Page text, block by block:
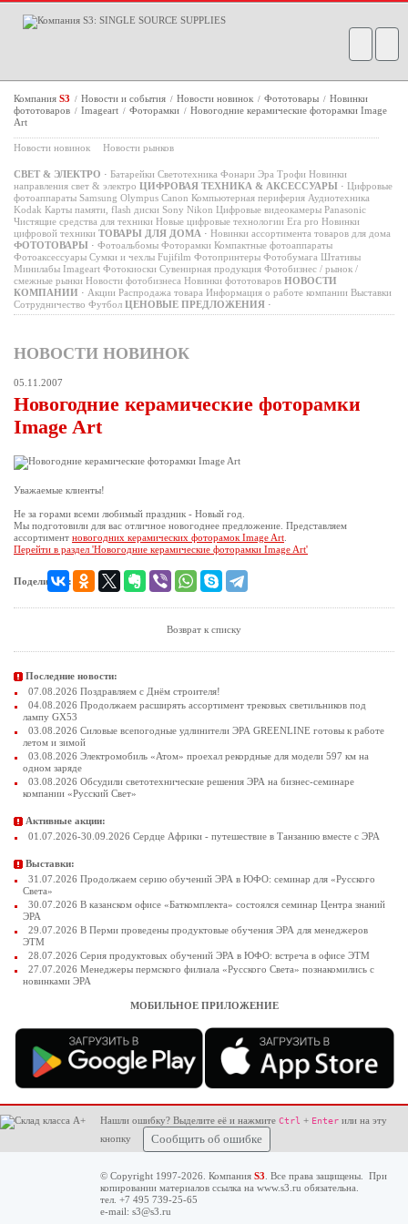
Компания S3 / Новости и события / Новости новинок / Фототовары / Новинки
фототоваров / Imageart / Фоторамки / Новогодние керамические фоторамки Image
Art
Новости новинок Новости рынков
СВЕТ & ЭЛЕКТРО · Батарейки Светотехника Фонари Эра Трофи Новинки
направления свет & электро ЦИФРОВАЯ ТЕХНИКА & АКСЕССУАРЫ · Цифровые
фотоаппараты Samsung Olympus Canon Компьютерная периферия Аудиотехника
Kodak Карты памяти, flash диски Sony Nikon Цифровые видеокамеры Panasonic
Чистящие средства для техники Новые цифровые технологии Era pro Новинки
цифровой техники ТОВАРЫ ДЛЯ ДОМА · Новинки ассортимента товаров для дома
ФОТОТОВАРЫ · Фотоальбомы Фоторамки Компактные фотоаппараты
Фотоаксессуары Сумки и чехлы Fujifilm Фотопринтеры Фотобумага Штативы
Минилабы Imageart Фотокиоски Сувенирная продукция Фотобизнес / рынок /
смежные рынки Новости фотобизнеса Новинки фототоваров НОВОСТИ
КОМПАНИИ · Акции Распродажа товара Информация о работе компании Выставки
Сотрудничество Футбол ЦЕНОВЫЕ ПРЕДЛОЖЕНИЯ ·
НОВОСТИ НОВИНОК
05.11.2007
Новогодние керамические фоторамки
Image Art
Уважаемые клиенты!
Не за горами всеми любимый праздник - Новый год.
Мы подготовили для вас отличное новогоднее предложение. Представляем
ассортимент новогодних керамических фоторамок Image Art
Перейти в раздел 'Новогодние керамические фоторамки Image Art'
Поделиться:
Возврат к списку
Последние новости:
07.08.2026 Поздравляем с Днём строителя!
04.08.2026 Продолжаем расширять ассортимент трековых светильников под
лампу GX53
03.08.2026 Силовые всепогодные удлинители ЭРА GREENLINE готовы к работе
летом и зимой
03.08.2026 Электромобиль «Атом» проехал рекордные для модели 597 км на
одном заряде
03.08.2026 Обсудили светотехнические решения ЭРА на бизнес-семинаре
компании «Русский Свет»
Активные акции:
01.07.2026-30.09.2026 Сердце Африки - путешествие в Танзанию вместе с ЭРА
Выставки:
31.07.2026 Продолжаем серию обучений ЭРА в ЮФО: семинар для «Русского
Света»
30.07.2026 В казанском офисе «Баткомплекта» состоялся семинар Центра знаний
ЭРА
29.07.2026 В Перми проведены продуктовые обучения ЭРА для менеджеров
ЭТМ
28.07.2026 Серия продуктовых обучений ЭРА в ЮФО: встреча в офисе ЭТМ
27.07.2026 Менеджеры пермского филиала «Русского Света» познакомились с
новинками ЭРА
МОБИЛЬНОЕ ПРИЛОЖЕНИЕ
Нашли ошибку? Выделите её и нажмите Ctrl + Enter или на эту
кнопку
Сообщить об ошибке
© Copyright 1997-2026. Компания S3 . Все права защищены. При
копировании материалов ссылка на www.s3.ru обязательна.
тел. +7 495 739-25-65
e-mail: s3@s3.ru